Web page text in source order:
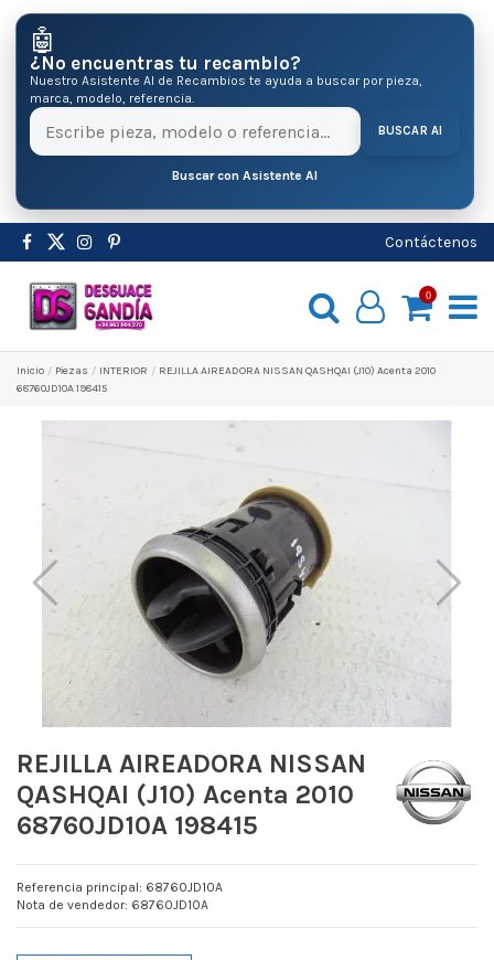
🤖
¿No encuentras tu recambio?
Nuestro Asistente AI de Recambios te ayuda a buscar por pieza,
marca, modelo, referencia.
BUSCAR AI
Buscar con Asistente AI
Contáctenos
0
Inicio Pіezas INTERIOR
REJILLA AIREADORA NISSAN QASHQAI (J10) Acenta 2010
68760JD10A 198415
REJILLA AIREADORA NISSAN
QASHQAI (J10) Acenta 2010
68760JD10A 198415
Referencia principal: 68760JD10A
Nota de vendedor: 68760JD10A